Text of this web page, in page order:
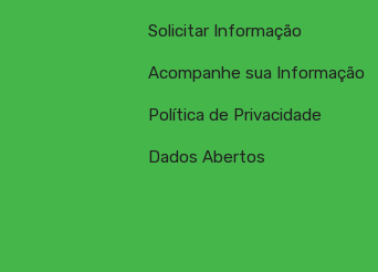
Solicitar Informação
Acompanhe sua Informação
Política de Privacidade
Dados Abertos